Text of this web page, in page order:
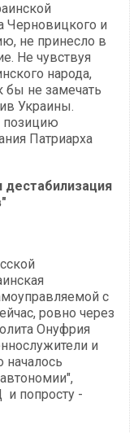
Черновицкого и
не принесло в
Не чувствуя
народа,
бы не замечать
Украины.
позицию
Патриарха
дестабилизация
с
ровно через
Онуфрия
и
попросту -